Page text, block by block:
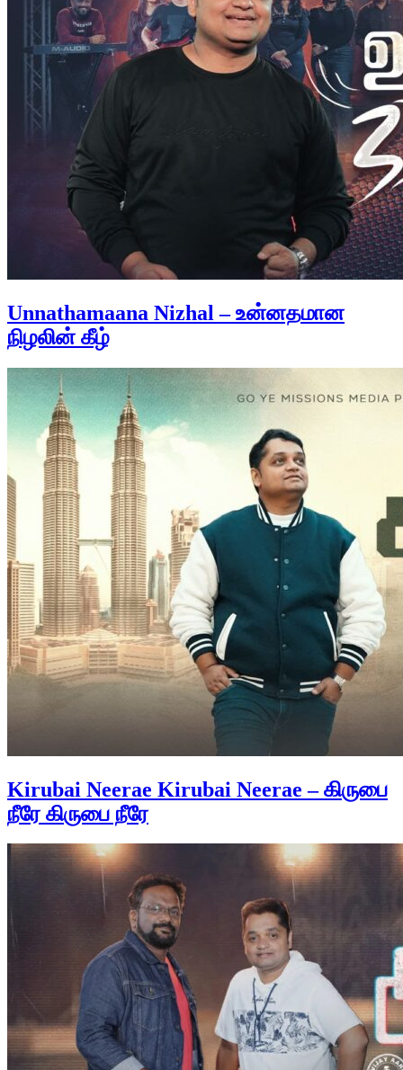
Unnathamaana Nizhal – உன்னதமான
நிழலின் கீழ்
Kirubai Neerae Kirubai Neerae – கிருபை
நீரே கிருபை நீரே